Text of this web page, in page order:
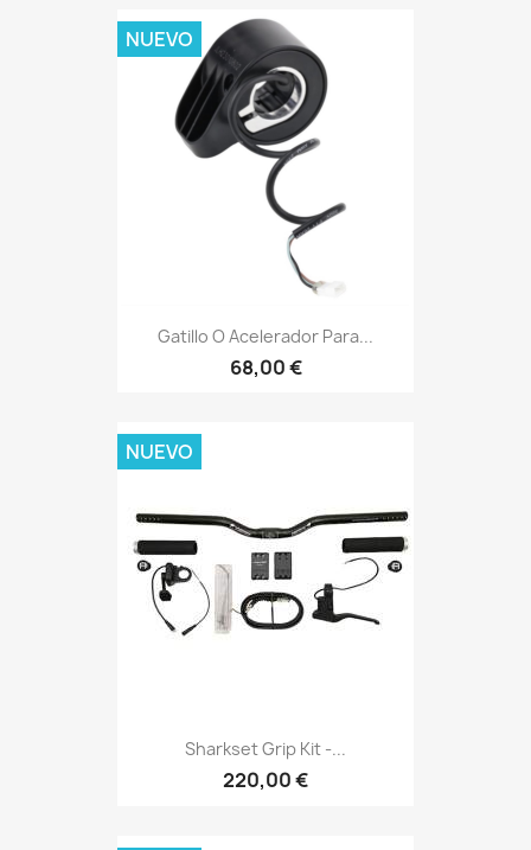
Gatillo O Acelerador Para...
68,00 €
NUEVO
Sharkset Grip Kit -...
220,00 €
NUEVO